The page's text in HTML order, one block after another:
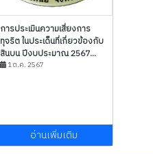
การประเมินความเสี่ยงการ
ทุจริต ในประเด็นที่เกี่ยวข้องกับ
สินบน ปีงบประมาณ 2567...
1 ต.ค. 2567
อ่านเพิ่มเติม